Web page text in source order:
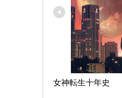
女神転生十年史